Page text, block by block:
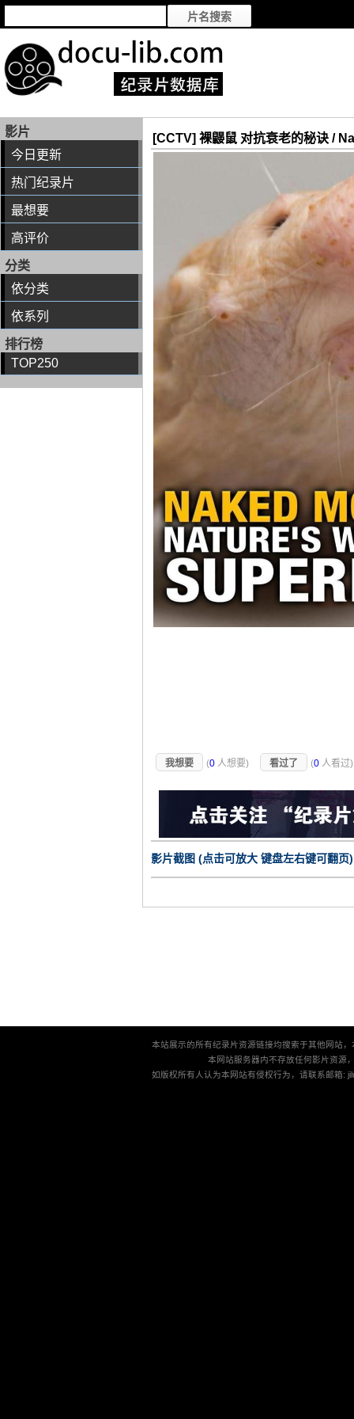
影片
今日更新
热门纪录片
最想要
高评价
分类
依分类
依系列
排行榜
TOP250
[CCTV] 裸鼹鼠 对抗衰老的秘诀 /
我想要 (0 人想要) 看过了 (0 人看过
影片截图 (点击可放大 键盘左右键可翻页)
本站展示的所有纪录片资源链接均搜索于其他网站
本网站服务器内不存放任何影片资源
如版权所有人认为本网站有侵权行为，请联系邮箱: